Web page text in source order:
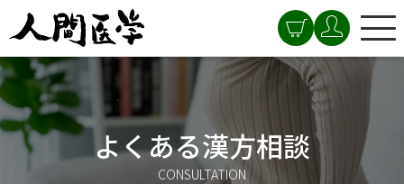
よくある漢方相談
CONSULTATION